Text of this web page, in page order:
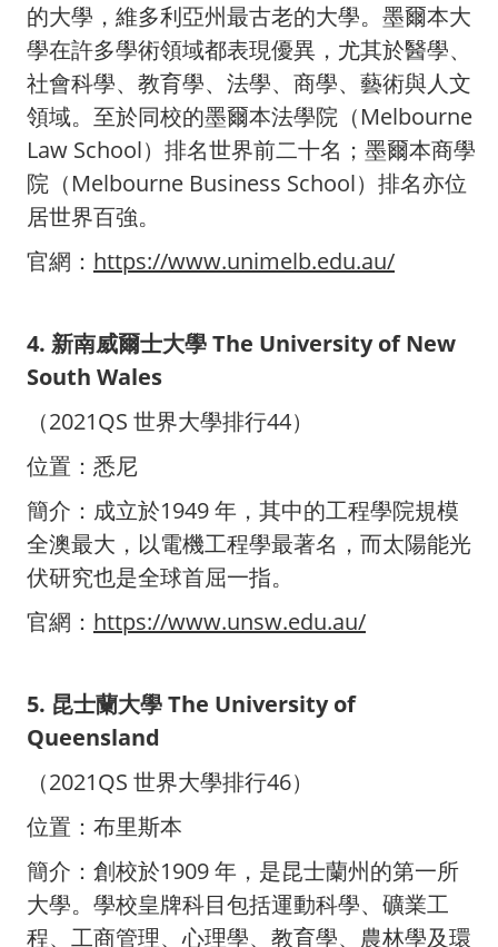
的大學，維多利亞州最古老的大學。墨爾本大
學在許多學術領域都表現優異，尤其於醫學、
社會科學、教育學、法學、商學、藝術與人文
領域。至於同校的墨爾本法學院（Melbourne
Law School）排名世界前二十名；墨爾本商學
院（Melbourne Business School）排名亦位
居世界百強。
官網： https://www.unimelb.edu.au/
4. 新南威爾士大學 The University of New
South Wales
（2021QS 世界大學排行44）
位置：悉尼
簡介：成立於1949 年，其中的工程學院規模
全澳最大，以電機工程學最著名，而太陽能光
伏研究也是全球首屈一指。
官網： https://www.unsw.edu.au/
5. 昆士蘭大學 The University of
Queensland
（2021QS 世界大學排行46）
位置：布里斯本
簡介：創校於1909 年，是昆士蘭州的第一所
大學。學校皇牌科目包括運動科學、礦業工
程、工商管理、心理學、教育學、農林學及環